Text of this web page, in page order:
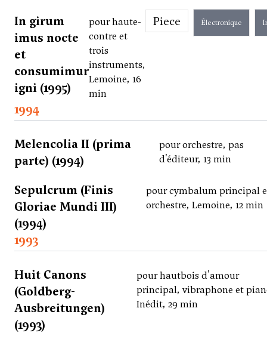
In girum
imus nocte
et
consumimur
igni (1995)
pour haute-
contre et
trois
instruments,
Lemoine, 16
min
Piece Électronique
1994
Melencolia II (prima
parte) (1994)
pour orchestre, pas
d'éditeur, 13 min
Sepulcrum (Finis
Gloriae Mundi III)
(1994)
pour cymbalum principal
orchestre, Lemoine, 12 min
1993
Huit Canons
(Goldberg-
Ausbreitungen)
(1993)
pour hautbois d'amour
principal, vibraphone et
Inédit, 29 min